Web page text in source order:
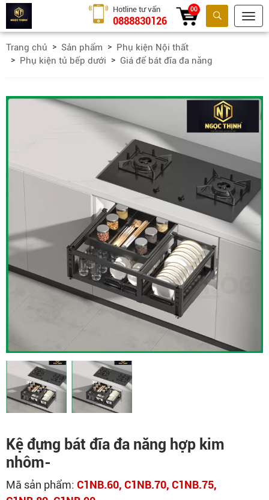
Tìm kiếm
Hotline tư vấn
0888830126
00
Trang chủ Sản phẩm
Phụ kiện Nội thất
Phụ kiện tủ bếp dưới
Giá để bát đĩa đa năng
Kệ đựng bát đĩa đa năng hợp kim
nhôm-
Mã sản phẩm: C1NB.60, C1NB.70, C1NB.75,